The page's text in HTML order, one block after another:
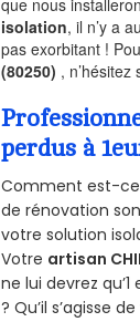
que nous
isolation, il n’y a
pas exorbitant !
(80250) ,
perdus à
Comment est-ce
de rénovation
votre solution
Votre artisan
ne lui devrez
? Qu’il s’agisse